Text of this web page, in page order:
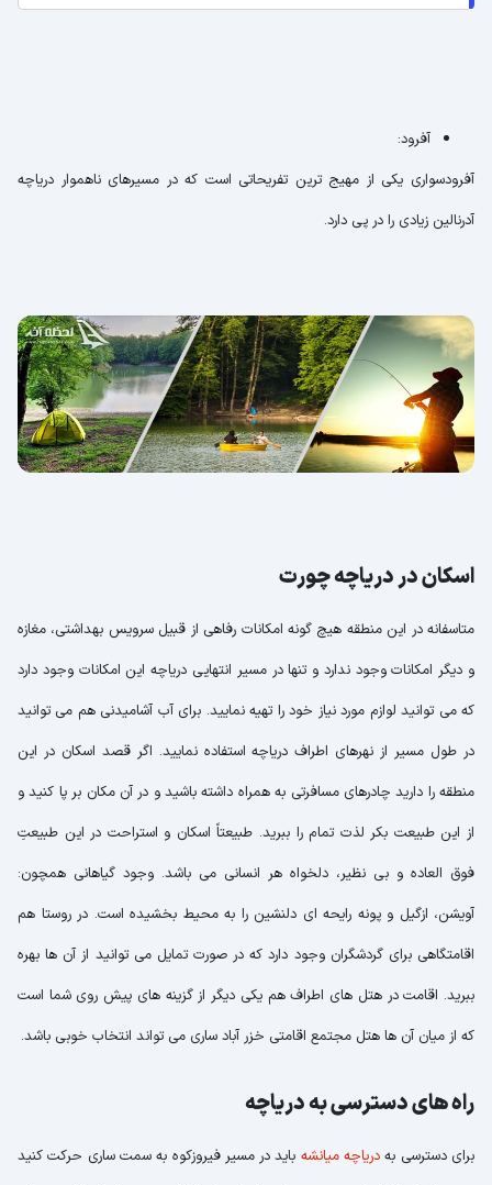
آفرود:
آفرودسواری یکی از مهیج ترین تفریحاتی است که در مسیرهای ناهموار دریاچه
آدرنالین زیادی را در پی دارد.
اسکان در دریاچه چورت
متاسفانه در این منطقه هیچ گونه امکانات رفاهی از قبیل سرویس بهداشتی، مغازه
و دیگر امکانات وجود ندارد و تنها در مسیر انتهایی دریاچه این امکانات وجود دارد
که می توانید لوازم مورد نیاز خود را تهیه نمایید. برای آب آشامیدنی هم می توانید
در طول مسیر از نهرهای اطراف دریاچه استفاده نمایید. اگر قصد اسکان در این
منطقه را دارید چادرهای مسافرتی به همراه داشته باشید و در آن مکان بر پا کنید و
از این طبیعت بکر لذت تمام را ببرید. طبیعتاً اسکان و استراحت در این طبیعتِ
فوق العاده و بی نظیر، دلخواه هر انسانی می باشد. وجود گیاهانی همچون:
آویشن، ازگیل و پونه رایحه ای دلنشین را به محیط بخشیده است. در روستا هم
اقامتگاهی برای گردشگران وجود دارد که در صورت تمایل می توانید از آن ها بهره
ببرید. اقامت در هتل های اطراف هم یکی دیگر از گزینه های پیش روی شما است
که از میان آن ها هتل مجتمع اقامتی خزر آباد ساری می تواند انتخاب خوبی باشد.
راه های دسترسی به دریاچه
برای دسترسی به دریاچه میانشه باید در مسیر فیروزکوه به سمت ساری حرکت کنید